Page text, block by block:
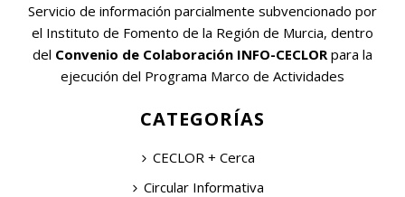
Servicio de información parcialmente subvencionado por
el Instituto de Fomento de la Región de Murcia, dentro
del Convenio de Colaboración INFO-CECLOR para la
ejecución del Programa Marco de Actividades
CATEGORÍAS
CECLOR + Cerca
Circular Informativa